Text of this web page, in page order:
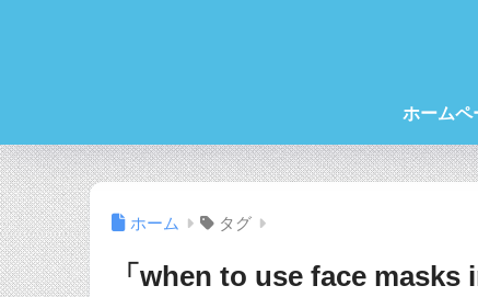
ホームペ
ホーム タグ
「when to use face